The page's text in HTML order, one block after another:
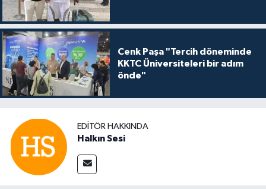
Cenk Paşa "Tercih döneminde
KKTC Üniversiteleri bir adım
önde"
EDITÖR HAKKINDA
Halkın Sesi